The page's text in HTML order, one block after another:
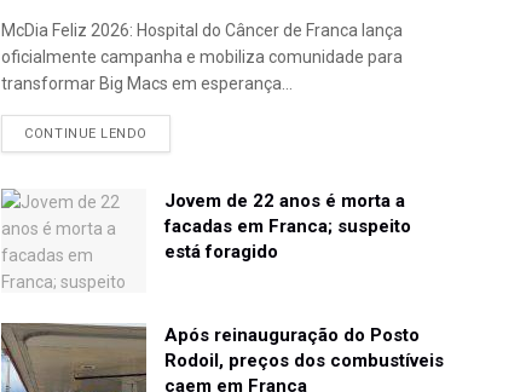
McDia Feliz 2026: Hospital do Câncer de Franca lança
oficialmente campanha e mobiliza comunidade para
transformar Big Macs em esperança...
CONTINUE LENDO
Jovem de 22 anos é morta a
facadas em Franca; suspeito
está foragido
Após reinauguração do Posto
Rodoil, preços dos combustíveis
caem em Franca